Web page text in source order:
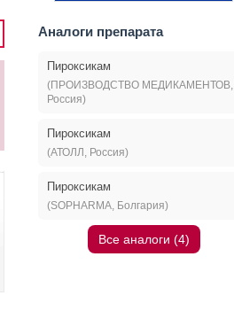
Аналоги препарата
Пироксикам
(ПРОИЗВОДСТВО МЕДИКАМЕНТОВ,
Россия)
Пироксикам
(АТОЛЛ, Россия)
Пироксикам
(SOPHARMA, Болгария)
Все аналоги (4)